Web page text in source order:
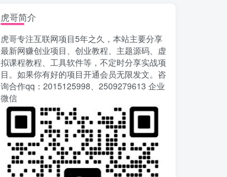
程托管模式，零成本躺赚
7天前 522
7
Codex自动化运营X，月
入千刀，5000字干货 献给
626
8
运营几年的熊猫平台任务
点赞关注播放收藏任务自动
化项目 单号5-10+收益 可批
量
10天前 749
虎哥简介
虎哥专注互联网项目5年之久，本站主要分享
最新网赚创业项目、创业教程、主题源码、虚
拟课程教程、工具软件等，不定时分享实战项
目。如果你有好的项目开通会员无限发文。咨
询合作qq：2015125998、2509279613 企业
微信